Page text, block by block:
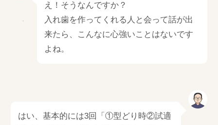
え！そうなんですか？
入れ歯を作ってくれる人と会って話が出
来たら、こんなに心強いことはないです
よね。
はい、基本的には3回「①型どり時②試適